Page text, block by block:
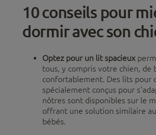
10 conseils pour
dormir avec son
Optez pour un lit spacieux
tous, y compris votre chien, de
confortablement. Des lits pour
spécialement conçus pour
nôtres sont disponibles sur le
offrant une solution similaire
bébés.